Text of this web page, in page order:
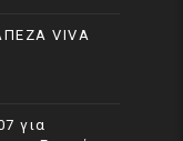
VIVA
για